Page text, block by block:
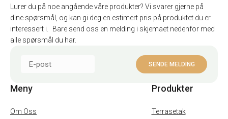
Lurer du på noe angående våre produkter? Vi svarer gjerne på
dine spørsmål, og kan gi deg en estimert pris på produktet du er
interessert i. Bare send oss en melding i skjemaet nedenfor med
alle spørsmål du har.
Meny
Om Oss
Produkter
Terrasetak